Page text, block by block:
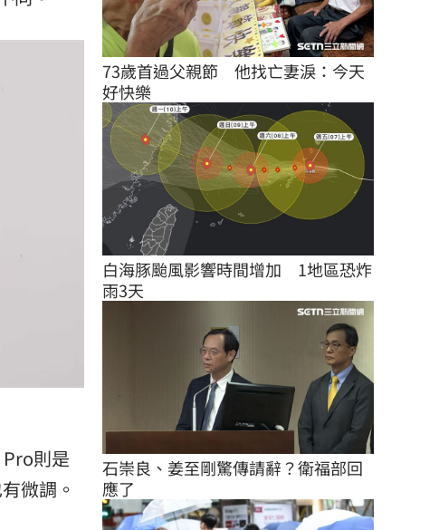
則是
微調。
73歲首過父親節　他找亡妻淚：今天
好快樂
白海豚颱風影響時間增加　1地區恐炸
雨3天
石崇良、姜至剛驚傳請辭？衛福部回
應了